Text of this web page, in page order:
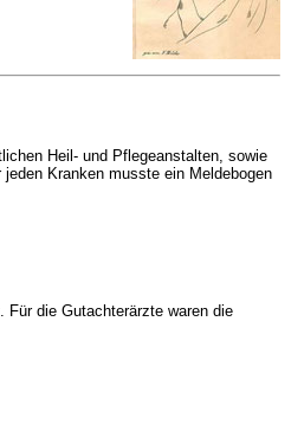
Heil- und Pflegeanstalten, sowie
Kranken musste ein Meldebogen
Für die Gutachterärzte waren die